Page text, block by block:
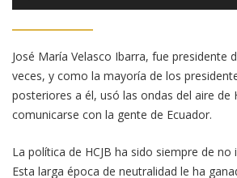
José María Velasco Ibarra, fue presidente
veces, y como la mayoría de los
posteriores a él, usó las ondas del aire de
comunicarse con la gente de Ecuador.
La política de HCJB ha sido siempre de
Esta larga época de neutralidad le ha